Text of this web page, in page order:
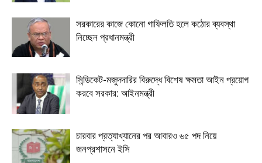
সরকারের কাজে কোনো গাফিলতি হলে কঠোর ব্যবস্থা
নিচ্ছেন প্রধানমন্ত্রী
সিন্ডিকেট-মজুদদারির বিরুদ্ধে বিশেষ ক্ষমতা আইন প্রয়োগ
করবে সরকার: আইনমন্ত্রী
চারবার প্রত্যাখ্যানের পর আবারও ৬৫ পদ নিয়ে
জনপ্রশাসনে ইসি